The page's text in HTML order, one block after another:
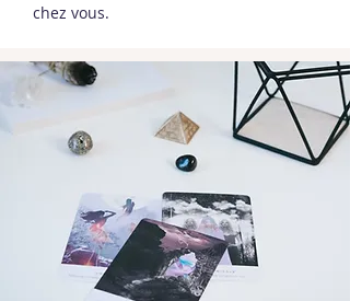
chez vous.